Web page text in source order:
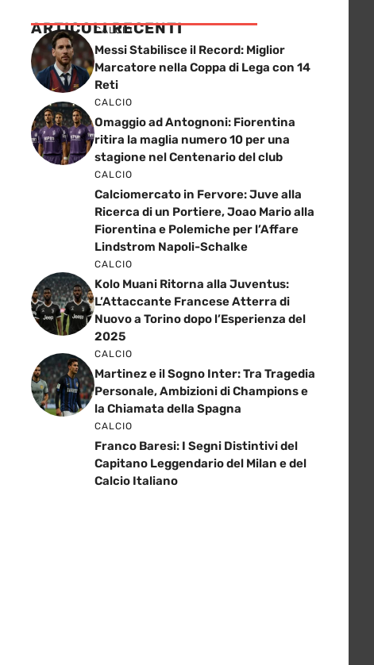
ARTICOLI RECENTI
CALCIO
Messi Stabilisce il Record: Miglior
Marcatore nella Coppa di Lega con 14
Reti
CALCIO
Omaggio ad Antognoni: Fiorentina
ritira la maglia numero 10 per una
stagione nel Centenario del club
CALCIO
Calciomercato in Fervore: Juve alla
Ricerca di un Portiere, Joao Mario alla
Fiorentina e Polemiche per l’Affare
Lindstrom Napoli-Schalke
CALCIO
Kolo Muani Ritorna alla Juventus:
L’Attaccante Francese Atterra di
Nuovo a Torino dopo l’Esperienza del
2025
CALCIO
Martinez e il Sogno Inter: Tra Tragedia
Personale, Ambizioni di Champions e
la Chiamata della Spagna
CALCIO
Franco Baresi: I Segni Distintivi del
Capitano Leggendario del Milan e del
Calcio Italiano